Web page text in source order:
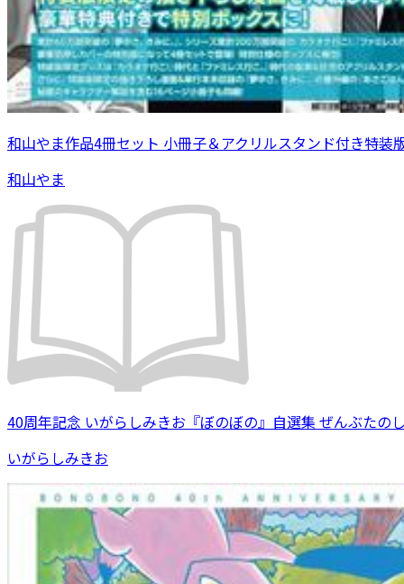
和山やま作品4冊セット 小冊子＆アクリルスタンド付き特装
和山やま
40周年記念 いがらしみきお『ぼのぼの』自選集 ぜんぶたの
いがらしみきお